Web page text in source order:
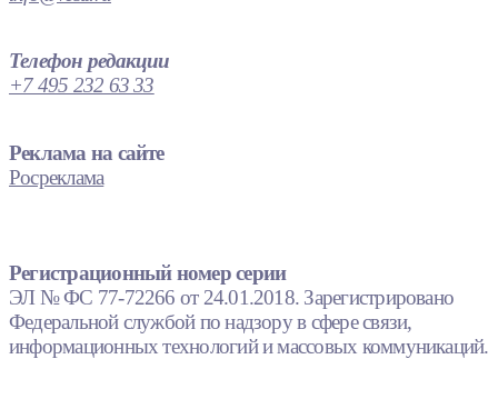
Телефон редакции
+7 495 232 63 33
Реклама на сайте
Росреклама
Регистрационный номер серии
ЭЛ № ФС 77-72266 от 24.01.2018. Зарегистрировано
Федеральной службой по надзору в сфере связи,
информационных технологий и массовых коммуникаций.